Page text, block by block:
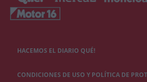
HACEMOS EL DIARIO QUÉ!
CONDICIONES DE USO Y POLÍTICA DE